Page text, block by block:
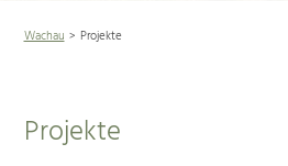
Wachau Projekte
Projekte